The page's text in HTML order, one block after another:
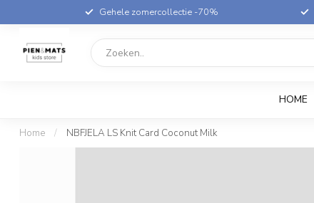
Gehele zomercollectie -70%
HOME
Home / NBFJELA LS Knit Card Coconut Milk